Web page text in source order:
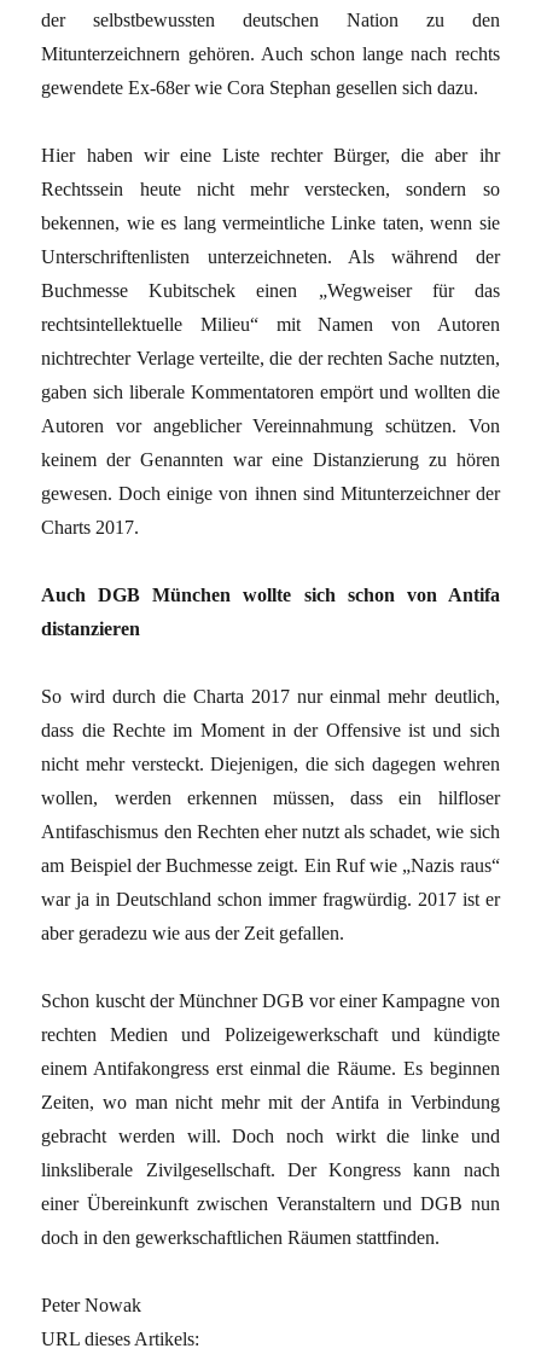
der selbstbewussten deutschen Nation zu den
Mitunterzeichnern gehören. Auch schon lange nach rechts
gewendete Ex-68er wie Cora Stephan gesellen sich dazu.
Hier haben wir eine Liste rechter Bürger, die aber ihr
Rechtssein heute nicht mehr verstecken, sondern so
bekennen, wie es lang vermeintliche Linke taten, wenn sie
Unterschriftenlisten unterzeichneten. Als während der
Buchmesse Kubitschek einen „Wegweiser für das
rechtsintellektuelle Milieu“ mit Namen von Autoren
nichtrechter Verlage verteilte, die der rechten Sache nutzten,
gaben sich liberale Kommentatoren empört und wollten die
Autoren vor angeblicher Vereinnahmung schützen. Von
keinem der Genannten war eine Distanzierung zu hören
gewesen. Doch einige von ihnen sind Mitunterzeichner der
Charts 2017.
Auch DGB München wollte sich schon von Antifa
distanzieren
So wird durch die Charta 2017 nur einmal mehr deutlich,
dass die Rechte im Moment in der Offensive ist und sich
nicht mehr versteckt. Diejenigen, die sich dagegen wehren
wollen, werden erkennen müssen, dass ein hilfloser
Antifaschismus den Rechten eher nutzt als schadet, wie sich
am Beispiel der Buchmesse zeigt. Ein Ruf wie „Nazis raus“
war ja in Deutschland schon immer fragwürdig. 2017 ist er
aber geradezu wie aus der Zeit gefallen.
Schon kuscht der Münchner DGB vor einer Kampagne von
rechten Medien und Polizeigewerkschaft und kündigte
einem Antifakongress erst einmal die Räume. Es beginnen
Zeiten, wo man nicht mehr mit der Antifa in Verbindung
gebracht werden will. Doch noch wirkt die linke und
linksliberale Zivilgesellschaft. Der Kongress kann nach
einer Übereinkunft zwischen Veranstaltern und DGB nun
doch in den gewerkschaftlichen Räumen stattfinden.
Peter Nowak
URL dieses Artikels: